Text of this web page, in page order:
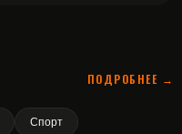
ПОДРОБНЕЕ →
Спорт